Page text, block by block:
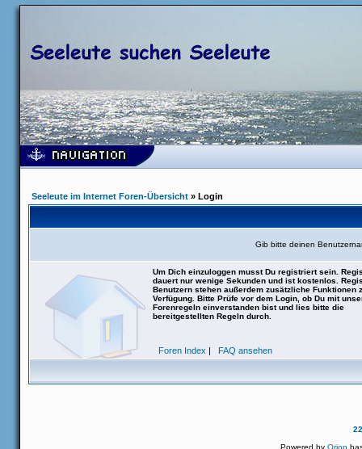
Seeleute im Internet Foren-Übersicht » Login
Gib bitte deinen
Um Dich einzuloggen musst Du registriert sein.
dauert nur wenige Sekunden und ist kostenlos.
Benutzern stehen außerdem zusätzliche Funktionen
Verfügung. Bitte Prüfe vor dem Login, ob Du mit
Forenregeln einverstanden bist und lies bitte die
bereitgestellten Regeln durch.
Foren Index | FAQ ansehen
Powered byOrion